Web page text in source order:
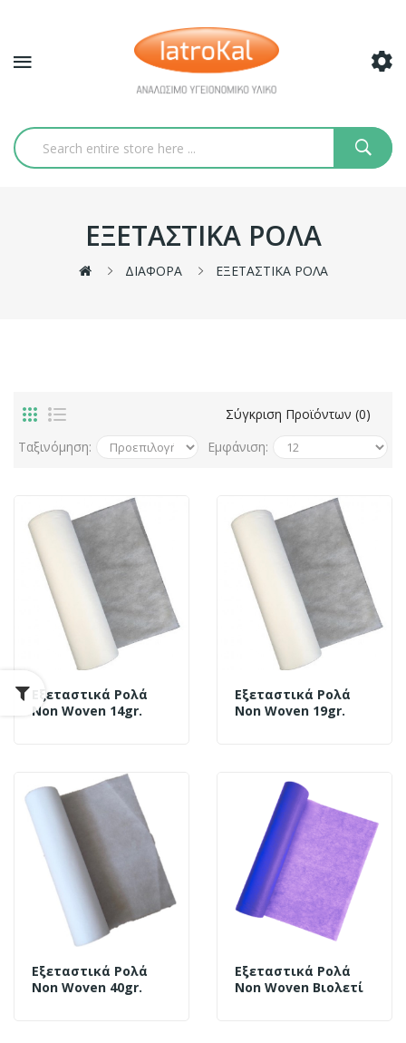
ΕΞΕΤΑΣΤΙΚΑ ΡΟΛΑ
ΔΙΑΦΟΡΑ ΕΞΕΤΑΣΤΙΚΑ ΡΟΛΑ
Σύγκριση Προϊόντων (0)
Ταξινόμηση:
Εμφάνιση:
Εξεταστικά Ρολά
Non Woven 14gr.
Εξεταστικά Ρολά
Non Woven 19gr.
Εξεταστικά Ρολά
Non Woven 40gr.
Εξεταστικά Ρολά
Non Woven Βιολετί